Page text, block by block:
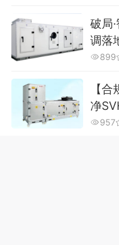
破局
调落
新标
899
【
净
域合
957